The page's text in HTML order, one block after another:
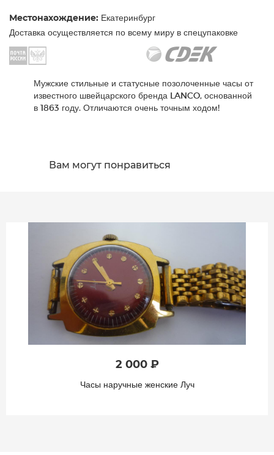
Местонахождение: Екатеринбург
Доставка осуществляется по всему миру в спецупаковке
Мужские стильные и статусные позолоченные часы от
известного швейцарского бренда LANCO, основанной
в 1863 году. Отличаются очень точным ходом!
Вам могут понравиться
4 000 ₽
Часы-перстень женские Чайка СССР